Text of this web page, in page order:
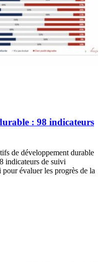
: 98 indicateurs
de développement durable
indicateurs de suivi
évaluer les progrès de la